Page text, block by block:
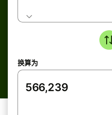
换算为